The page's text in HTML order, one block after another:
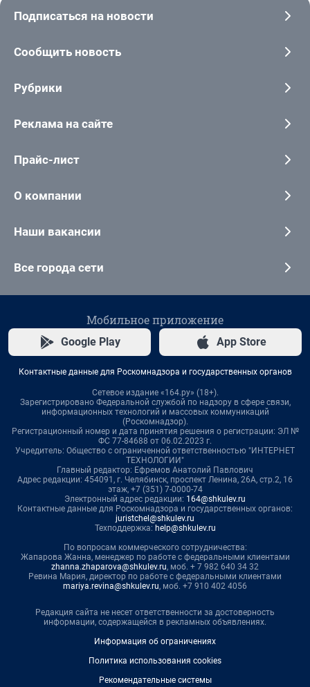
Подписаться на новости
Сообщить новость
Рубрики
Реклама на сайте
Прайс-лист
О компании
Наши вакансии
Все города сети
Мобильное приложение
Google Play App Store
Контактные данные для Роскомнадзора и государственных органов
Сетевое издание «164.ру» (18+).
Зарегистрировано Федеральной службой по надзору в сфере связи,
информационных технологий и массовых коммуникаций
(Роскомнадзор).
Регистрационный номер и дата принятия решения о регистрации: ЭЛ №
ФС 77-84688 от 06.02.2023 г.
Учредитель: Общество с ограниченной ответственностью "ИНТЕРНЕТ
ТЕХНОЛОГИИ"
Главный редактор: Ефремов Анатолий Павлович
Адрес редакции: 454091, г. Челябинск, проспект Ленина, 26А, стр.2, 16
этаж, +7 (351) 7-0000-74
Электронный адрес редакции: 164@shkulev.ru
Контактные данные для Роскомнадзора и государственных органов:
juristchel@shkulev.ru
Техподдержка: help@shkulev.ru
По вопросам коммерческого сотрудничества:
Жапарова Жанна, менеджер по работе с федеральными клиентами
zhanna.zhaparova@shkulev.ru, моб. + 7 982 640 34 32
Ревина Мария, директор по работе с федеральными клиентами
mariya.revina@shkulev.ru, моб. +7 910 402 4056
Редакция сайта не несет ответственности за достоверность
информации, содержащейся в рекламных объявлениях.
Информация об ограничениях
Политика использования cookies
Рекомендательные системы